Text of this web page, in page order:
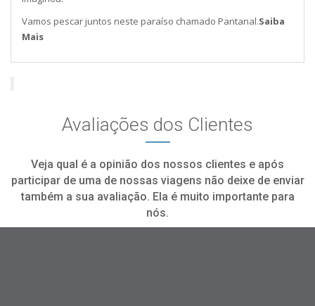
Vamos pescar juntos neste paraíso chamado Pantanal.Saiba
Mais
Avaliações dos Clientes
Veja qual é a opinião dos nossos clientes e após
participar de uma de nossas viagens não deixe de enviar
também a sua avaliação. Ela é muito importante para
nós.